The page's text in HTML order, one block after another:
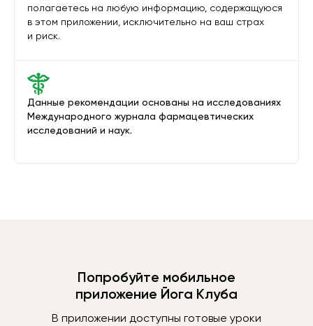
Данные рекомендации основаны на исследованиях
Международного журнала фармацевтических
исследований и наук.
полагаетесь на любую информацию, содержащуюся
в этом приложении, исключительно на ваш страх
и риск.
Попробуйте мобильное
приложение Йога Клуба
В приложении доступны готовые уроки